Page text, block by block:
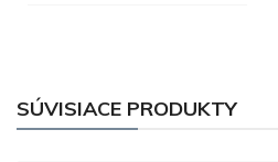
SÚVISIACE PRODUKTY